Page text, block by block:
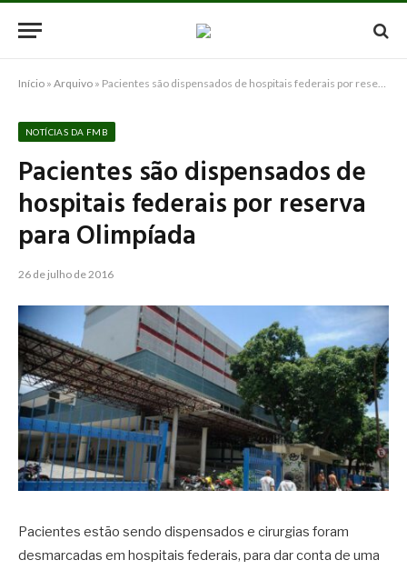
Início » Arquivo » Pacientes são dispensados de hospitais federais por reserva para Olimpíada
NOTÍCIAS DA FMB
Pacientes são dispensados de
hospitais federais por reserva
para Olimpíada
26 de julho de 2016
Pacientes estão sendo dispensados e cirurgias foram
desmarcadas em hospitais federais, para dar conta de uma